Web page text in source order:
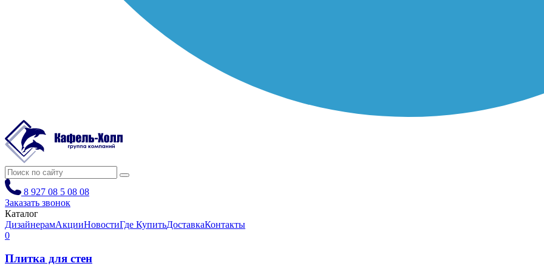
8 927 08 5 08 08
Заказать звонок
Каталог
ДизайнерамАкцииНовостиГде КупитьДоставкаКонтакты
0
Плитка для стен